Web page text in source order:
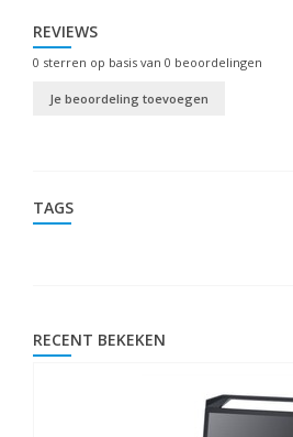
REVIEWS
0 sterren op basis van 0 beoordelingen
Je beoordeling toevoegen
TAGS
RECENT BEKEKEN